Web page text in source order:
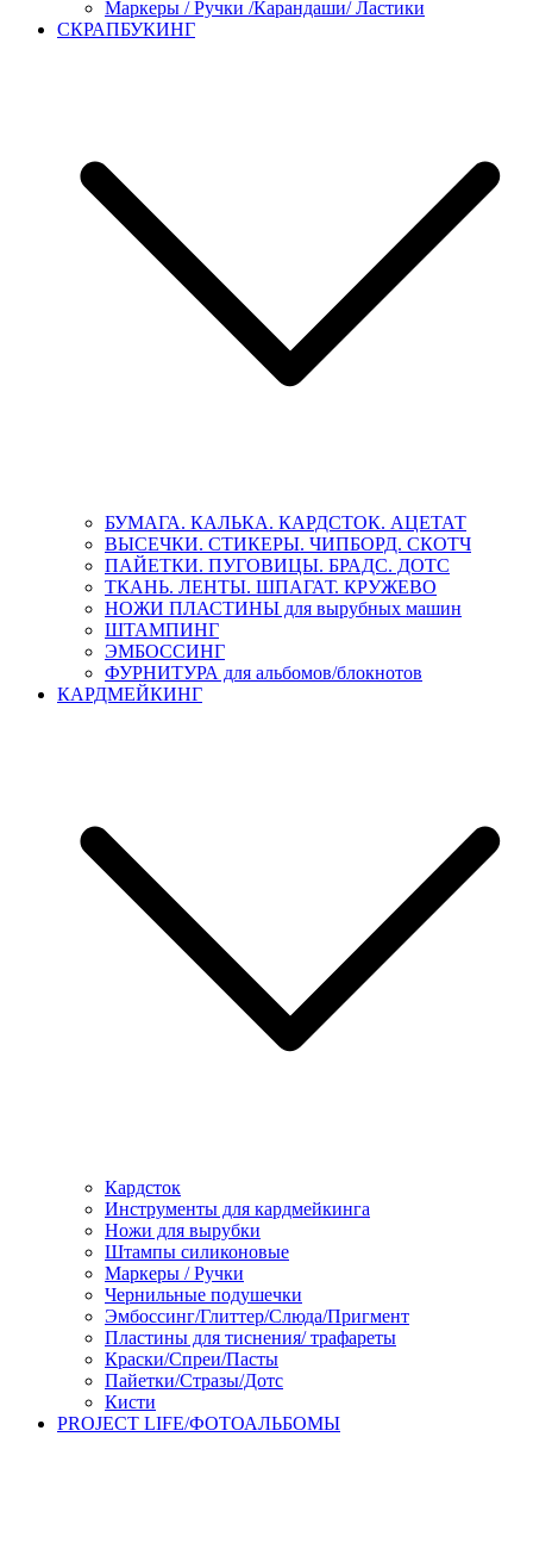
Маркеры / Ручки /Карандаши/ Ластики
СКРАПБУКИНГ
БУМАГА. КАЛЬКА. КАРДСТОК. АЦЕТАТ
ВЫСЕЧКИ. СТИКЕРЫ. ЧИПБОРД. СКОТЧ
ПАЙЕТКИ. ПУГОВИЦЫ. БРАДС. ДОТС
ТКАНЬ. ЛЕНТЫ. ШПАГАТ. КРУЖЕВО
НОЖИ ПЛАСТИНЫ для вырубных машин
ШТАМПИНГ
ЭМБОССИНГ
ФУРНИТУРА для альбомов/блокнотов
КАРДМЕЙКИНГ
Кардсток
Инструменты для кардмейкинга
Ножи для вырубки
Штампы силиконовые
Маркеры / Ручки
Чернильные подушечки
Эмбоссинг/Глиттер/Слюда/Пригмент
Пластины для тиснения/ трафареты
Краски/Спреи/Пасты
Пайетки/Стразы/Дотс
Кисти
PROJECT LIFE/ФОТОАЛЬБОМЫ